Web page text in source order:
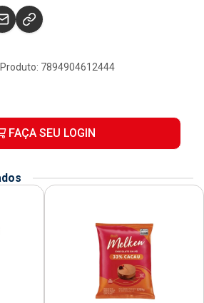
7894904612444
FAÇA SEU LOGIN